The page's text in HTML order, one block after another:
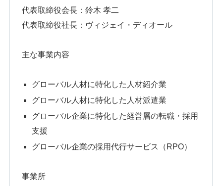
代表取締役会長：鈴木 孝二
代表取締役社長：ヴィジェイ・ディオール
主な事業内容
グローバル人材に特化した人材紹介業
グローバル人材に特化した人材派遣業
グローバル企業に特化した経営層の転職・採用
支援
グローバル企業の採用代行サービス（RPO）
事業所